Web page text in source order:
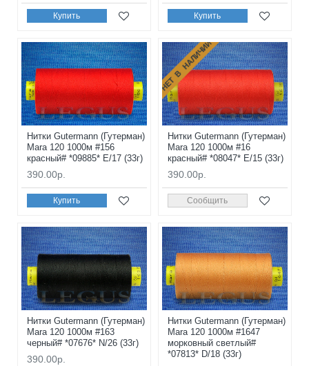
Купить Купить
Нитки Gutermann (Гутерман)
Mara 120 1000м #156
красный# *09885* E/17 (33г)
390.00р.
Купить
НЕТ В НАЛИЧИИ
Нитки Gutermann (Гутерман)
Mara 120 1000м #16
красный# *08047* E/15 (33г)
390.00р.
Сообщить
Нитки Gutermann (Гутерман)
Mara 120 1000м #163
черный# *07676* N/26 (33г)
390.00р.
Нитки Gutermann (Гутерман)
Mara 120 1000м #1647
морковный светлый#
*07813* D/18 (33г)